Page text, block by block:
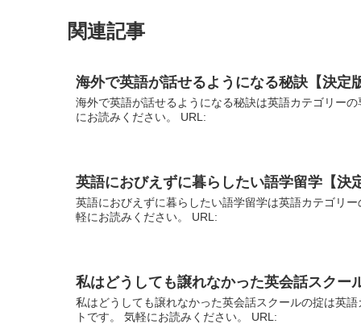
関連記事
海外で英語が話せるようになる秘訣【決定版
海外で英語が話せるようになる秘訣は英語カテゴリー
にお読みください。 URL:
英語におびえずに暮らしたい語学留学【決
英語におびえずに暮らしたい語学留学は英語カテゴリ
軽にお読みください。 URL:
私はどうしても譲れなかった英会話スクー
私はどうしても譲れなかった英会話スクールの掟は英
トです。 気軽にお読みください。 URL: